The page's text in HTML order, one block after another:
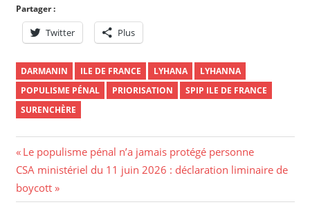
Partager :
Twitter Plus
DARMANIN ILE DE FRANCE LYHANA
LYHANNA
POPULISME PÉNAL
PRIORISATION
SPIP ILE DE FRANCE
SURENCHÈRE
Le populisme pénal n’a jamais protégé personne
CSA ministériel du 11 juin 2026 : déclaration liminaire de
boycott